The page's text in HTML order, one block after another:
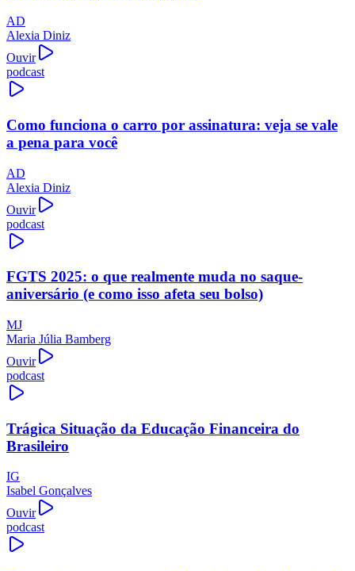
AD
Alexia Diniz
Ouvir
podcast
Como funciona o carro por assinatura: veja se vale
a pena para você
AD
Alexia Diniz
Ouvir
podcast
FGTS 2025: o que realmente muda no saque-
aniversário (e como isso afeta seu bolso)
MJ
Maria Júlia Bamberg
Ouvir
podcast
Trágica Situação da Educação Financeira do
Brasileiro
IG
Isabel Gonçalves
Ouvir
podcast